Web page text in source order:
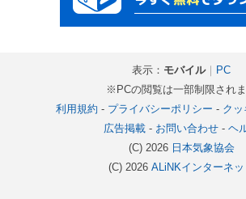
表示： モバイル｜ PC
※PCの閲覧は一部制限され
利用規約 - プライバシーポリシー - ク
広告掲載- お問い合わせ- ヘ
(C) 2026 日本気象協会
(C) 2026 ALiNKインターネッ